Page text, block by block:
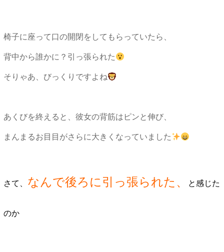
椅子に座って口の開閉をしてもらっていたら、
背中から誰かに？引っ張られた
そりゃあ、びっくりですよね
あくびを終えると、彼女の背筋はピンと伸び、
まんまるお目目がさらに大きくなっていました
さて、 なんで後ろに引っ張られた、 と感じた
のか